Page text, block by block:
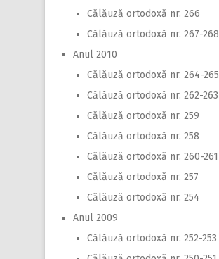
Călăuză ortodoxă nr. 266
Călăuză ortodoxă nr. 267-268
Anul 2010
Călăuză ortodoxă nr. 264-265
Călăuză ortodoxă nr. 262-263
Călăuză ortodoxă nr. 259
Călăuză ortodoxă nr. 258
Călăuză ortodoxă nr. 260-261
Călăuză ortodoxă nr. 257
Călăuză ortodoxă nr. 254
Anul 2009
Călăuză ortodoxă nr. 252-253